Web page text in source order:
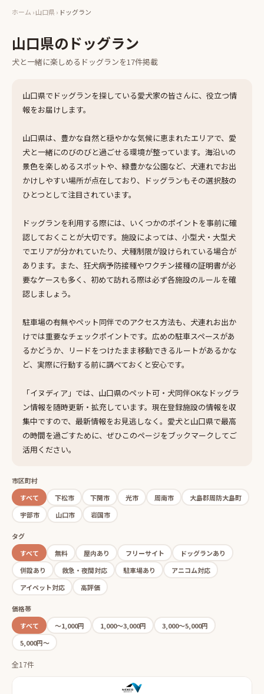
ホーム ›山口県› ドッグラン
山口県の ドッグラン
犬と一緒に楽しめる ドッグランを17件掲載
山口県でドッグランを探している愛犬家の皆さんに、役立つ情
報をお届けします。
山口県は、豊かな自然と穏やかな気候に恵まれたエリアで、愛
犬と一緒にのびのびと過ごせる環境が整っています。海沿いの
景色を楽しめるスポットや、緑豊かな公園など、犬連れでお出
かけしやすい場所が点在しており、ドッグランもその選択肢の
ひとつとして注目されています。
ドッグランを利用する際には、いくつかのポイントを事前に確
認しておくことが大切です。施設によっては、小型犬・大型犬
でエリアが分かれていたり、犬種制限が設けられている場合が
あります。また、狂犬病予防接種やワクチン接種の証明書が必
要なケースも多く、初めて訪れる際は必ず各施設のルールを確
認しましょう。
駐車場の有無やペット同伴でのアクセス方法も、犬連れお出か
けでは重要なチェックポイントです。広めの駐車スペースがあ
るかどうか、リードをつけたまま移動できるルートがあるかな
ど、実際に行動する前に調べておくと安心です。
「イヌディア」では、山口県のペット可・犬同伴OKなドッグラ
ン情報を随時更新・拡充しています。現在登録施設の情報を収
集中ですので、最新情報をお見逃しなく。愛犬と山口県で最高
の時間を過ごすために、ぜひこのページをブックマークしてご
活用ください。
市区町村
すべて
下松市 下関市 光市 周南市
大島郡周防大島町
宇部市
山口市 岩国市
タグ
すべて
無料 屋内あり フリーサイト
ドッグランあり
併設あり
救急・夜間対応 駐車場あり
アニコム対応
アイペット対応
高評価
価格帯
すべて
〜1,000円 1,000〜3,000円
3,000〜5,000円
5,000円〜
全17件